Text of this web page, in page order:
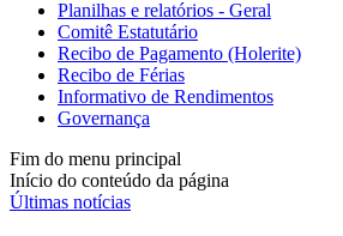
Planilhas e relatórios - Geral
Comitê Estatutário
Recibo de Pagamento (Holerite)
Recibo de Férias
Informativo de Rendimentos
Governança
Fim do menu principal
Início do conteúdo da página
Últimas notícias